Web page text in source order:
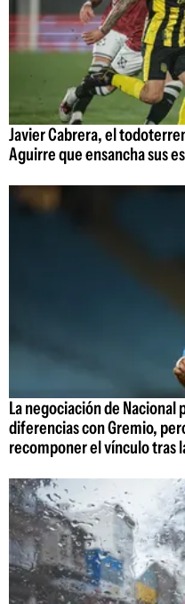
Javier Cabrera, el
Aguirre que ensancha sus
La negociación de Nacional
diferencias con Gremio,
recomponer el vínculo tras